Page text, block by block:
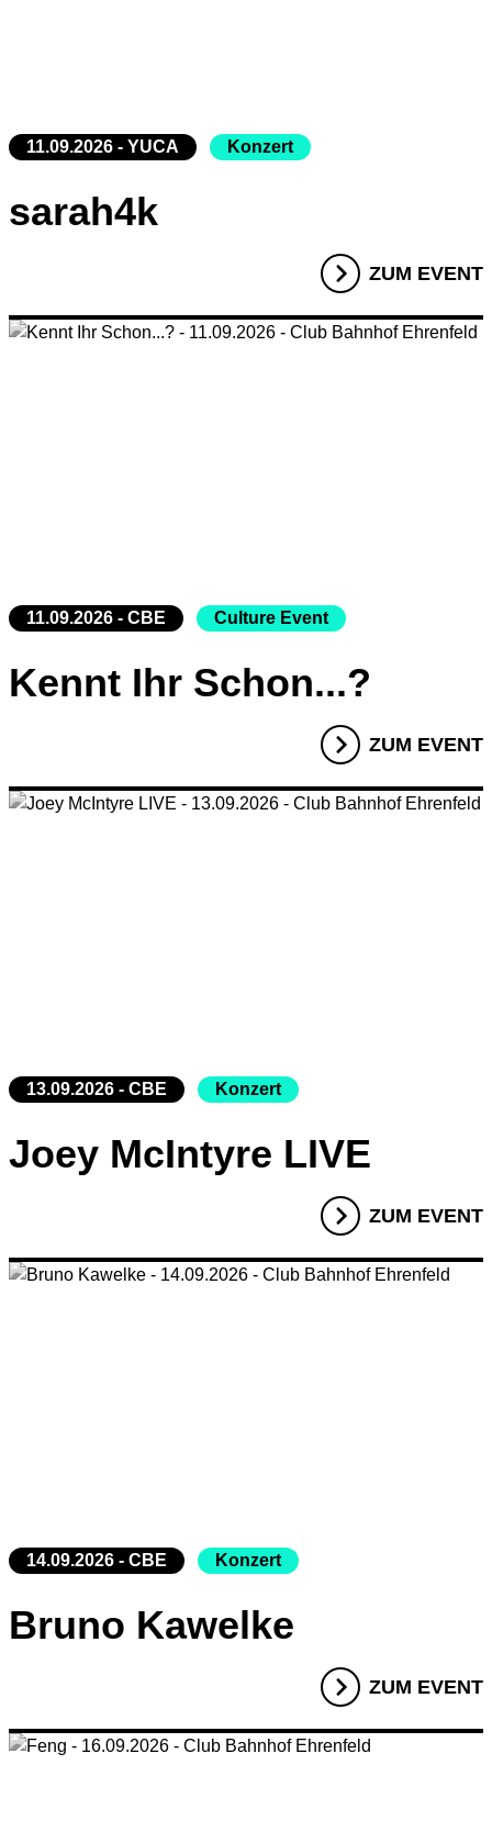
11.09.2026 - YUCA Konzert
sarah4k
ZUM EVENT
11.09.2026 - CBE Culture Event
Kennt Ihr Schon...?
ZUM EVENT
13.09.2026 - CBE Konzert
Joey McIntyre LIVE
ZUM EVENT
14.09.2026 - CBE Konzert
Bruno Kawelke
ZUM EVENT